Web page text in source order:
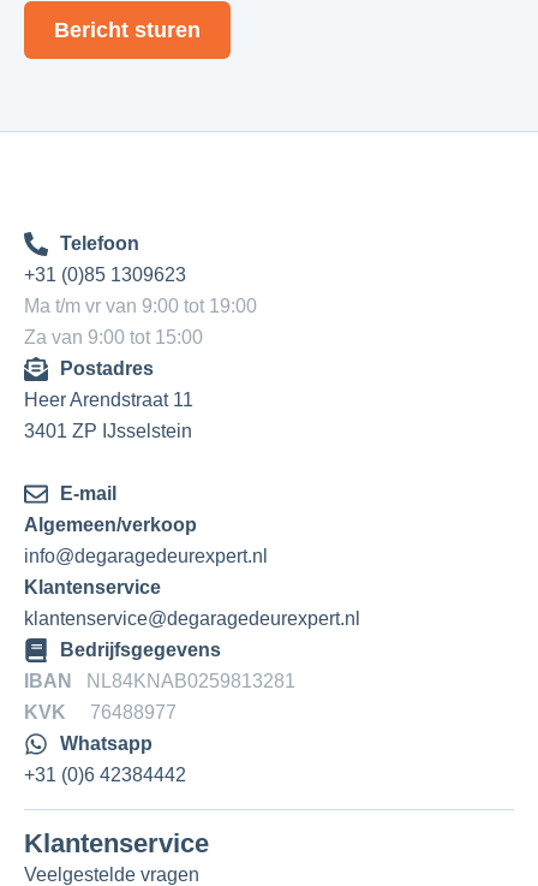
Bericht sturen
Telefoon
+31 (0)85 1309623
Ma t/m vr van 9:00 tot 19:00
Za van 9:00 tot 15:00
Postadres
Heer Arendstraat 11
3401 ZP IJsselstein
E-mail
Algemeen/verkoop
info@degaragedeurexpert.nl
Klantenservice
klantenservice@degaragedeurexpert.nl
Bedrijfsgegevens
IBAN
NL84KNAB0259813281
KVK 76488977
Whatsapp
+31 (0)6 42384442
Klantenservice
Veelgestelde vragen